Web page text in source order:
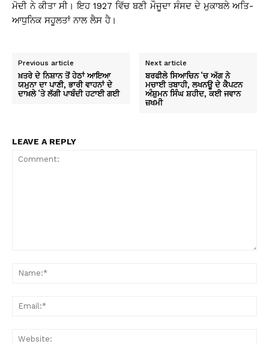
ਮੋਦੀ ਨੇ ਕੀਤਾ ਸੀ। ਇਹ 1927 ਵਿੱਚ ਬਣੀ ਮੌਜੂਦਾ ਸੰਸਦ ਦੇ ਮੁਕਾਬਲੇ ਅਤਿ-
ਆਧੁਨਿਕ ਸਹੂਲਤਾਂ ਨਾਲ ਲੈਸ ਹੈ।
Previous article
ਖ਼ਤਰੇ ਦੇ ਨਿਸ਼ਾਨ ਤੋਂ ਹੇਠਾਂ ਆਇਆ
ਯਮੁਨਾ ਦਾ ਪਾਣੀ, ਭਾਰੀ ਵਾਹਨਾਂ ਦੇ
ਦਾਖ਼ਲੇ ‘ਤੇ ਲੱਗੀ ਪਾਬੰਦੀ ਹਟਾਈ ਗਈ
Next article
ਬਰਫੀਲੇ ਸਿਆਚਿਨ ‘ਚ ਅੱਗ ਨੇ
ਮਚਾਈ ਤਬਾਹੀ, ਲਖਨਊ ਦੇ ਕੈਪਟਨ
ਅੰਸ਼ੁਮਨ ਸਿੰਘ ਸ਼ਹੀਦ, ਕਈ ਜਵਾਨ
ਜ਼ਖਮੀ
LEAVE A REPLY